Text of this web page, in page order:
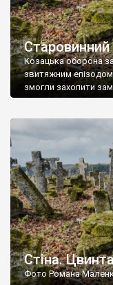
Старовинний
Козацька оборона
звитяжним епізодом
змогли захопити
поховали на
ньому чимало
Стіна.
Фото Романа